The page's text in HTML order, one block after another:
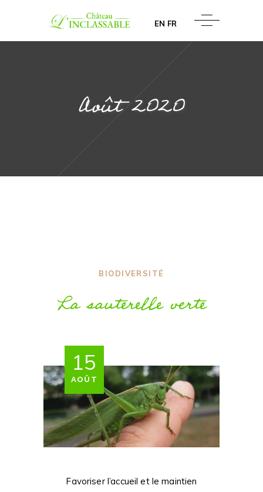
EN FR
août 2020
BIODIVERSITÉ
La sauterelle verte
15
AOÛT
Favoriser l’accueil et le maintien